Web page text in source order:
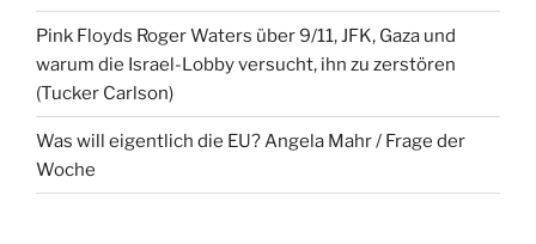
Pink Floyds Roger Waters über 9/11, JFK, Gaza und
warum die Israel-Lobby versucht, ihn zu zerstören
(Tucker Carlson)
Was will eigentlich die EU? Angela Mahr / Frage der
Woche